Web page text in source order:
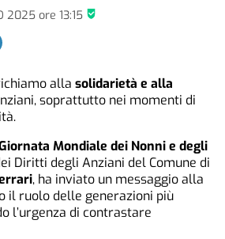
2025ore 13:15
allasolidarietà e alla
soprattutto nei momenti di
Mondiale dei Nonni e degli
Diritti degli Anziani del Comune di
, ha inviato un messaggio alla
il ruolo delle generazioni più
l’urgenza di contrastare